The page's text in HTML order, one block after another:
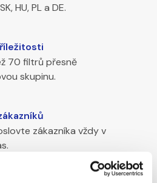
HU, PL a DE.
70 filtrů přesně
skupinu.
zákazníka vždy v